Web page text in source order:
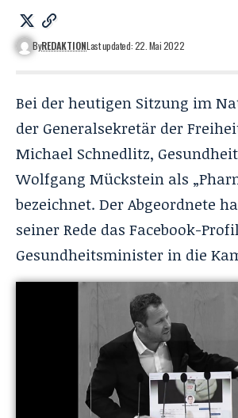
ByREDAKTIONLast updated: 22. Mai 2022
Bei der heutigen Sitzung im
der Generalsekretär der
Michael Schnedlitz,
Wolfgang Mückstein als
bezeichnet. Der Abgeordnete
seiner Rede das Facebook-
Gesundheitsminister in die